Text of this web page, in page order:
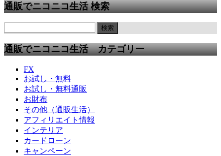
通販でニコニコ生活 検索
通販でニコニコ生活 カテゴリー
FX
お試し・無料
お試し・無料通販
お財布
その他（通販生活）
アフィリエイト情報
インテリア
カードローン
キャンペーン